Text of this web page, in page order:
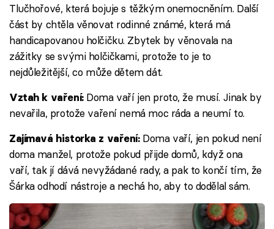
Tlučhořové, která bojuje s těžkým onemocněním. Další
část by chtěla věnovat rodinné známé, která má
handicapovanou holčičku. Zbytek by věnovala na
zážitky se svými holčičkami, protože to je to
nejdůležitější, co může dětem dát.
Vztah k vaření:Doma vaří jen proto, že musí. Jinak by
nevařila, protože vaření nemá moc ráda a neumí to.
Zajímavá historka z vaření: Doma vaří, jen pokud není
doma manžel, protože pokud přijde domů, když ona
vaří, tak jí dává nevyžádané rady, a pak to končí tím, že
Šárka odhodí nástroje a nechá ho, aby to dodělal sám.